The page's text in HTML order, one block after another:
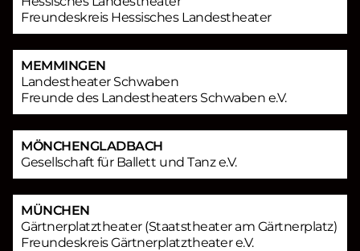
Freundeskreis Hessisches Landestheater
MEMMINGEN
Landestheater Schwaben
Freunde des Landestheaters Schwaben e.V.
MÖNCHENGLADBACH
Gesellschaft für Ballett und Tanz e.V.
MÜNCHEN
Gärtnerplatztheater (Staatstheater am Gärtnerplatz)
Freundeskreis Gärtnerplatztheater e.V.